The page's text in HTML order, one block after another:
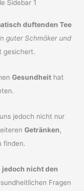
duftenden Tee
guter Schmöker und
gesichert.
Gesundheit hat
jedoch nicht nur
Getränken,
finden.
nicht den
Fragen